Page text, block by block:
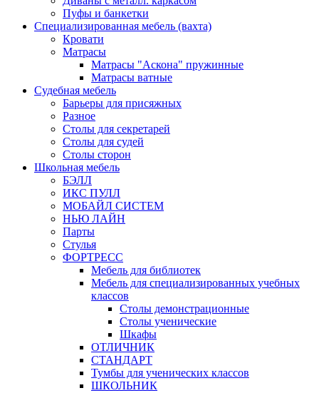
Пуфы и банкетки
Специализированная мебель (вахта)
Кровати
Матрасы
Матрасы "Аскона" пружинные
Матрасы ватные
Судебная мебель
Барьеры для присяжных
Разное
Столы для секретарей
Столы для судей
Столы сторон
Школьная мебель
БЭЛЛ
ИКС ПУЛЛ
МОБАЙЛ СИСТЕМ
НЬЮ ЛАЙН
Парты
Стулья
ФОРТРЕСС
Мебель для библиотек
Мебель для специализированных учебных
классов
Столы демонстрационные
Столы ученические
Шкафы
ОТЛИЧНИК
СТАНДАРТ
Тумбы для ученических классов
ШКОЛЬНИК